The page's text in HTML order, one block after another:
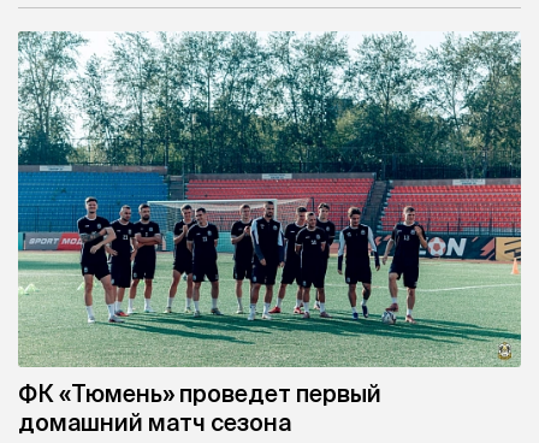
ФК «Тюмень» проведет первый
домашний матч сезона